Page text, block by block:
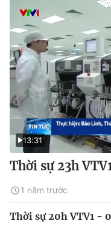
13:31
Thời sự 23h
1 năm trước
Thời sự 20h VTV1 -